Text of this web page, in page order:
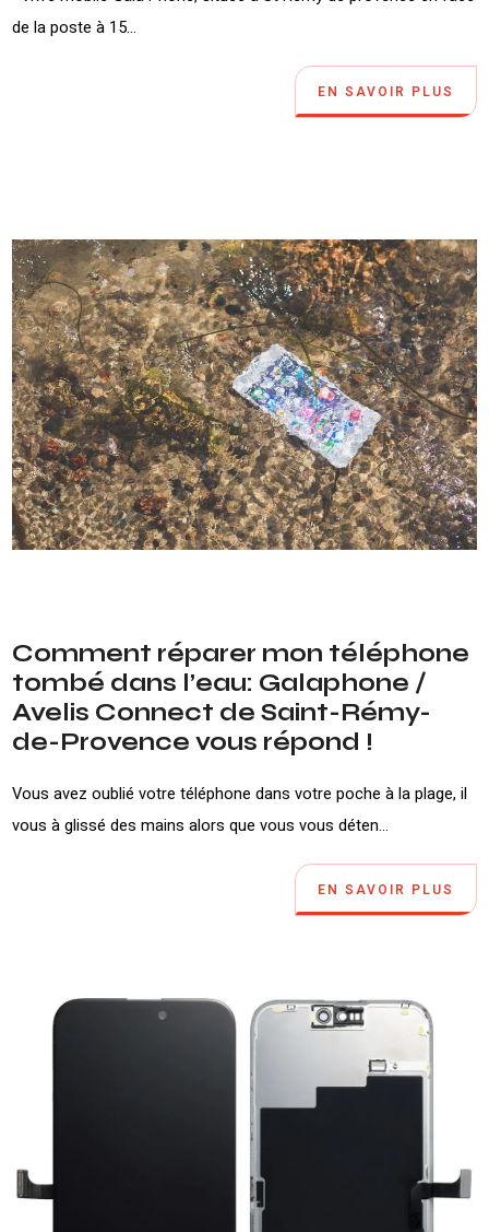
de la poste à 15...
EN SAVOIR PLUS
Comment réparer mon téléphone
tombé dans l’eau: Galaphone /
Avelis Connect de Saint-Rémy-
de-Provence vous répond !
Vous avez oublié votre téléphone dans votre poche à la plage, il
vous à glissé des mains alors que vous vous déten...
EN SAVOIR PLUS